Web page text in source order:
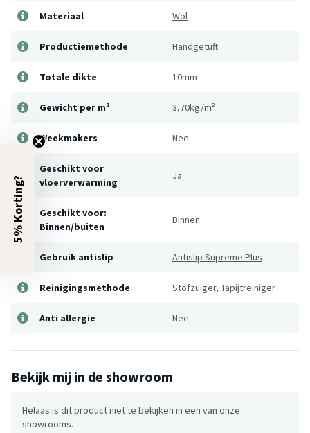
Materiaal Wol
Productiemethode Handgetuft
Totale dikte 10mm
Gewicht per m² 3,70kg/m²
Weekmakers Nee
Geschikt voor
vloerverwarming
Ja
Geschikt voor:
Binnen/buiten
Binnen
Gebruik antislip Antislip Supreme Plus
Reinigingsmethode Stofzuiger, Tapijtreiniger
Anti allergie Nee
Bekijk mij in de showroom
Helaas is dit product niet te bekijken in een van onze
showrooms.
5% Korting?